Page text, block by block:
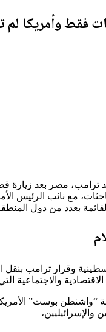
فقط وأمريكا لم
4 ساعات، التقى خلالها الرئيس
مع نائب الرئيس
بعدد من دول
وقرار ترامب
والاجتماعية
“واشنطن بوست”
والإسرائيليين،